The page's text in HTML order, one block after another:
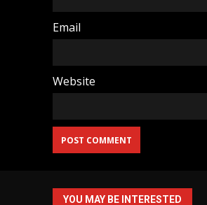
Email
Website
YOU MAY BE INTERESTED